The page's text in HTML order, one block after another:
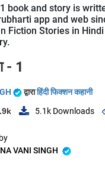
book and story is
app and web
Fiction Stories in
- 1
द्वाराहिंदी फिक्शन कहानी
5.1k Downloads
VANI SINGH